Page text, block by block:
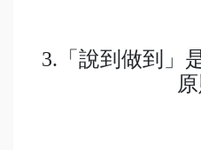
3.「說到做到」